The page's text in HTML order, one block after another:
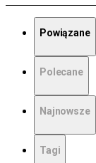
Powiązane
Polecane
Najnowsze
Tagi